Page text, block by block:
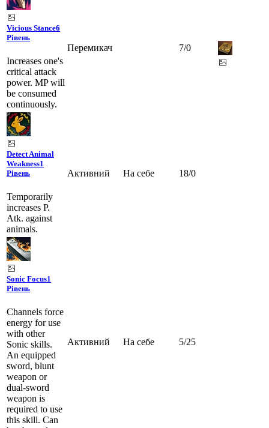
Vicious Stance6
Рівень
Increases one's
critical attack
power. MP will
be consumed
continuously.
Перемикач 7/0
Detect Animal
Weakness1
Рівень
Temporarily
increases P.
Atk. against
animals.
Активний На себе 18/0
Sonic Focus1
Рівень
Channels force
energy for use
with other
Sonic skills.
An equipped
sword, blunt
weapon or
dual-sword
weapon is
required to use
this skill. Can
Активний На себе 5/25